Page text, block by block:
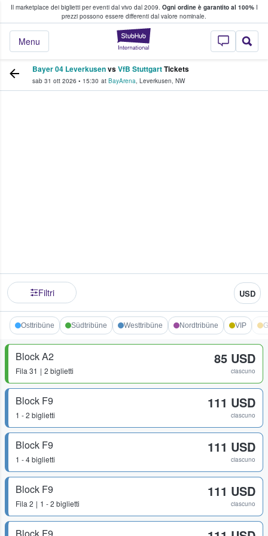
Il marketplace dei biglietti per eventi dal vivo dal 2009. Ogni ordine è garantito al 100%I
prezzi possono essere differenti dal valore nominale.
StubHub - Dove
Menu
fan comprano e vendono biglietti
Bayer 04 LeverkusenvsVfB StuttgartTickets
sab 31 ott 2026 • 15:30 at BayArena, Leverkusen, NW
Filtri USD
Osttribüne Südtribüne Westtribüne Nordtribüne VIP
Block A2
Fila 31 2 biglietti
85 USD
ciascuno
Block F9
1 - 2 biglietti
111 USD
ciascuno
Block F9
1 - 4 biglietti
111 USD
ciascuno
Block F9
Fila 2 1 - 2 biglietti
111 USD
ciascuno